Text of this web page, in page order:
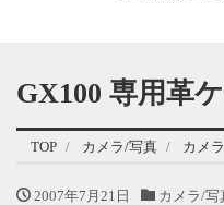
GX100 専用革
TOP カメラ/写真 カメ
2007年7月21日 カメラ/写